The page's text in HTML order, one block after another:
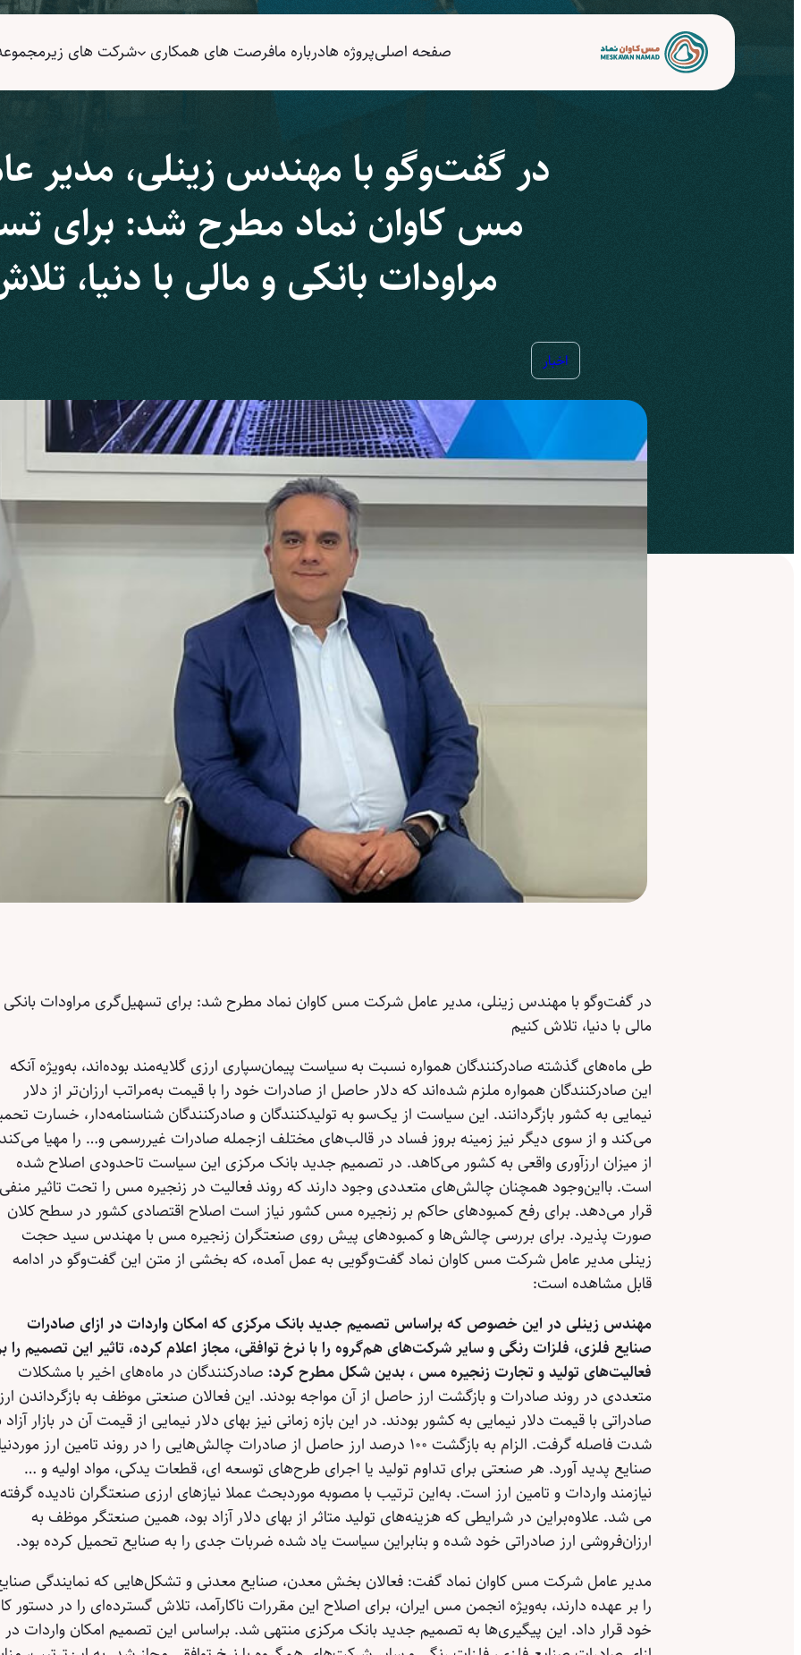
صفحه اصلیپروژه هادرباره مافرصت های همکاری شرکت های
در گفت‌وگو با مهندس زینلی، مدیر
مس کاوان نماد مطرح شد: برای
مراودات بانکی و مالی با دنیا،
اخبار
در گفت‌وگو با مهندس زینلی، مدیر عامل شرکت مس کاوان نماد مطرح شد: برای تسهیل‌گری مراودات
مالی با دنیا، تلاش کنیم
طی ماه‌های گذشته صادرکنندگان همواره نسبت به سیاست پیمان‌‌‌‌سپاری ارزی گلایه‌‌‌‌مند بوده‌اند، به‌ویژه آنکه
این صادرکنندگان همواره ملزم شده‌اند که دلار حاصل از صادرات خود را با قیمت به‌‌‌‌مراتب ارزان‌تر از دلار
نیمایی به کشور بازگردانند. این سیاست از یک‌سو به تولیدکنندگان و صادرکنندگان شناسنامه‌‌‌‌دار، خسارت
می‌کند و از سوی دیگر نیز زمینه بروز فساد در قالب‌‌‌‌های مختلف ازجمله صادرات غیررسمی و… را مهیا
از میزان ارزآوری واقعی به کشور می‌‌‌‌کاهد. در تصمیم جدید بانک مرکزی این سیاست تاحدودی اصلاح شده
است. بااین‌وجود همچنان چالش‌های متعددی وجود دارند که روند فعالیت در زنجیره مس را تحت تاثیر
قرار می‌دهد. برای رفع کمبودهای حاکم بر زنجیره مس کشور نیاز است اصلاح اقتصادی کشور در سطح کلان
صورت پذیرد. برای بررسی چالش‌ها و کمبودهای پیش روی صنعتگران زنجیره مس با مهندس سید حجت
زینلی مدیر عامل شرکت مس کاوان نماد گفت‌وگویی به عمل آمده، که بخشی از متن این گفت‌وگو در ادامه
قابل مشاهده است:
مهندس زینلی در این خصوص که براساس تصمیم جدید بانک مرکزی که امکان واردات در ازای صادرات
صنایع فلزی، فلزات رنگی و سایر شرکت‌های هم‌گروه را با نرخ توافقی، مجاز اعلام کرده، تاثیر این تصمیم را
فعالیت‌های تولید و تجارت زنجیره مس ، بدین شکل مطرح کرد: صادرکنندگان در ماه‌های اخیر با مشکلات
متعددی در روند صادرات و بازگشت ارز حاصل از آن مواجه بودند. این فعالان صنعتی موظف به بازگرداندن
صادراتی با قیمت دلار نیمایی به کشور بودند. در این بازه زمانی نیز بهای دلار نیمایی از قیمت آن در بازار آزاد
شدت فاصله گرفت. الزام به بازگشت ۱۰۰ درصد ارز حاصل از صادرات چالش‌هایی را در روند تامین ارز
صنایع پدید آورد. هر صنعتی برای تداوم تولید یا اجرای طرح‌های توسعه ای، قطعات یدکی، مواد اولیه و …
نیازمند واردات و تامین ارز است. به‌این ترتیب با مصوبه موردبحث عملا نیازهای ارزی صنعتگران نادیده گرفته
می شد. علاوه‌براین در شرایطی که هزینه‌های تولید متاثر از بهای دلار آزاد بود، همین صنعتگر موظف به
ارزان‌فروشی ارز صادراتی خود شده و بنابراین سیاست یاد شده ضربات جدی را به صنایع تحمیل کرده بود.
مدیر عامل شرکت مس کاوان نماد گفت: فعالان بخش معدن، صنایع معدنی و تشکل‌هایی که نمایندگی
را بر عهده دارند، به‌ویژه انجمن مس ایران، برای اصلاح این مقررات ناکارآمد، تلاش گسترده‌ای را در دستور
خود قرار داد. این پیگیری‌ها به تصمیم جدید بانک مرکزی منتهی شد. براساس این تصمیم امکان واردات در